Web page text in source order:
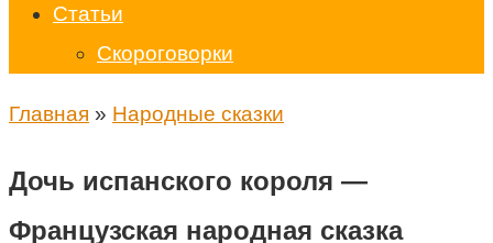
Статьи
Скороговорки
Главная » Народные сказки
Дочь испанского короля —
Французская народная сказка